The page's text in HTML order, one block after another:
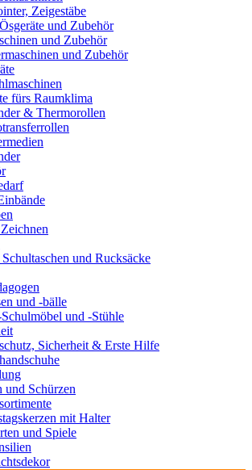
Zeigestäbe
und Zubehör
und Zubehör
und Zubehör
fürs Raumklima
& Thermorollen
Schultaschen und Rucksäcke
und -bälle
und -Stühle
Sicherheit & Erste Hilfe
und Schürzen
mit Halter
und Spiele